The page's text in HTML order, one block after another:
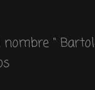
nombre "